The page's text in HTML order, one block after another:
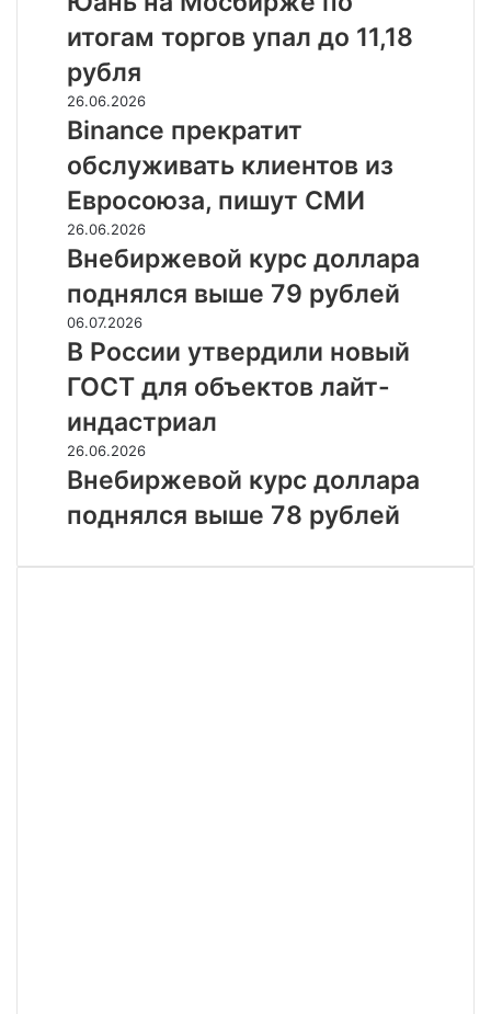
на
триллионы
рублей
Мосбирже
по
итогам
торгов
упал
до
11,18
рубля
итогам торгов упал до 11,18
рубля
Binance
прекратит
обслуживать
клиентов
из
Евросоюза,
пишут
СМИ
26.06.2026
Binance прекратит
обслуживать клиентов из
Евросоюза, пишут СМИ
Внебиржевой
курс
доллара
поднялся
выше
79
рублей
26.06.2026
Внебиржевой курс доллара
поднялся выше 79 рублей
В
России
утвердили
новый
ГОСТ
для
объектов
лайт-
индастриал
06.07.2026
В России утвердили новый
ГОСТ для объектов лайт-
индастриал
Внебиржевой
курс
доллара
поднялся
78
26.06.2026
Внебиржевой курс доллара
поднялся выше 78 рублей